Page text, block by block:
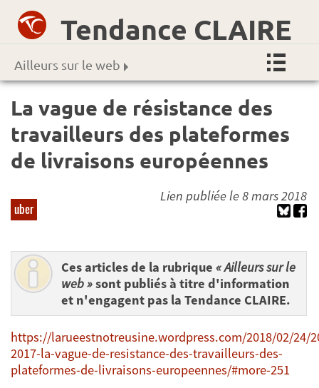
Tendance CLAIRE
Ailleurs sur le web
La vague de résistance des
travailleurs des plateformes
de livraisons européennes
uber
Lien publiée le 8 mars 2018
Ces articles de la rubrique « Ailleurs sur le
web »sont publiés à titre d'information
et n'engagent pas la Tendance CLAIRE.
https://larueestnotreusine.wordpress.com/2018/02/24/
2017-la-vague-de-resistance-des-travailleurs-des-
plateformes-de-livraisons-europeennes/#more-251